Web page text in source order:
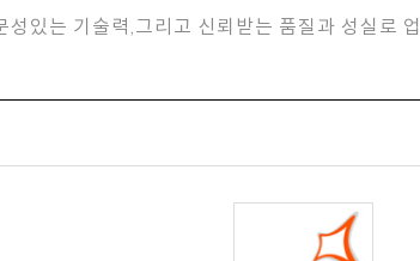
성있는 기술력,그리고 신뢰받는 품질과 성실로